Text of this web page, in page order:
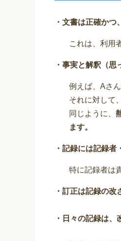
・文書は正確かつ
これは、利用
・事実と解釈（思
例えば、Aさ
それに対して
同じように、
ます。
・記録には記録者
特に記録者は
・訂正は記録の
・日々の記録は、